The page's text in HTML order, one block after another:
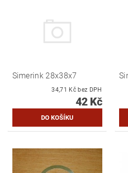
Simerink 28x38x7
34,71 Kč bez DPH
42 Kč